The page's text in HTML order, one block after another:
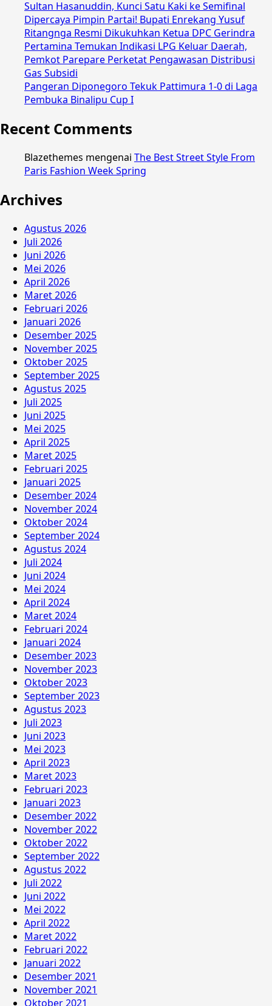
Sultan Hasanuddin, Kunci Satu Kaki ke Semifinal
Dipercaya Pimpin Partai! Bupati Enrekang Yusuf
Ritangnga Resmi Dikukuhkan Ketua DPC Gerindra
Pertamina Temukan Indikasi LPG Keluar Daerah,
Pemkot Parepare Perketat Pengawasan Distribusi
Gas Subsidi
Pangeran Diponegoro Tekuk Pattimura 1-0 di Laga
Pembuka Binalipu Cup I
Recent Comments
Blazethemes mengenai The Best Street Style From
Paris Fashion Week Spring
Archives
Agustus 2026
Juli 2026
Juni 2026
Mei 2026
April 2026
Maret 2026
Februari 2026
Januari 2026
Desember 2025
November 2025
Oktober 2025
September 2025
Agustus 2025
Juli 2025
Juni 2025
Mei 2025
April 2025
Maret 2025
Februari 2025
Januari 2025
Desember 2024
November 2024
Oktober 2024
September 2024
Agustus 2024
Juli 2024
Juni 2024
Mei 2024
April 2024
Maret 2024
Februari 2024
Januari 2024
Desember 2023
November 2023
Oktober 2023
September 2023
Agustus 2023
Juli 2023
Juni 2023
Mei 2023
April 2023
Maret 2023
Februari 2023
Januari 2023
Desember 2022
November 2022
Oktober 2022
September 2022
Agustus 2022
Juli 2022
Juni 2022
Mei 2022
April 2022
Maret 2022
Februari 2022
Januari 2022
Desember 2021
November 2021
Oktober 2021